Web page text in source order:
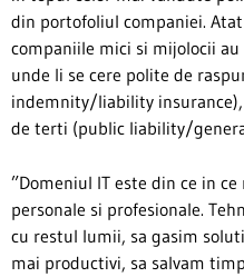
din portofoliul companiei.
companiile mici si mijolocii
unde li se cere polite de
indemnity/liability
de terti (public liability/
”Domeniul IT este din ce in
personale si profesionale.
cu restul lumii, sa gasim
mai productivi, sa salvam